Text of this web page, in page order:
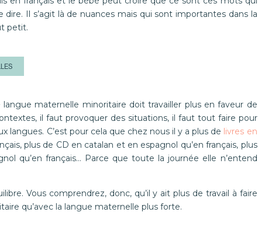
dire. Il s’agit là de nuances mais qui sont importantes dans la
petit.
maternelle minoritaire doit travailler plus en faveur de
il faut provoquer des situations, il faut tout faire pour
langues. C’est pour cela que chez nous il y a plus de livres en
plus de CD en catalan et en espagnol qu’en français, plus
qu’en français… Parce que toute la journée elle n’entend
Vous comprendrez, donc, qu’il y ait plus de travail à faire
qu’avec la langue maternelle plus forte.